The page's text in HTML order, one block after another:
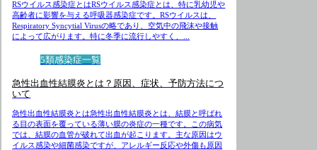
RSウイルス感染症とはRSウイルス感染症とは、特に乳幼児や
高齢者に影響を与える呼吸器感染症です。RSウイルスは、
Respiratory Syncytial Virusの略であり、空気中の飛沫や接触
によって広がります。特に冬季に流行しやすく、...
5類感染症一覧
急性出血性結膜炎とは？原因、症状、予防方法につ
いて
急性出血性結膜炎とは急性出血性結膜炎とは、結膜と呼ばれ
る目の表面を覆っている薄い膜の炎症の一種です。この病気
では、結膜の血管が破れて出血が起こります。主な原因はウ
イルス感染や細菌感染ですが、アレルギー反応や外傷も原因